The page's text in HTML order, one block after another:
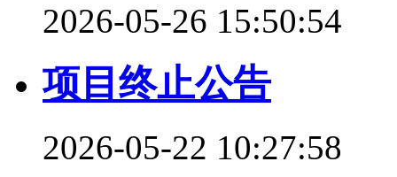
2026-05-26 15:50:54
项目终止公告
2026-05-22 10:27:58